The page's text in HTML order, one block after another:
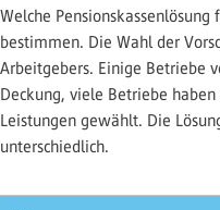
Welche
bestimmen. Die Wahl der
Arbeitgebers. Einige Betriebe
Deckung, viele Betriebe
Leistungen gewählt. Die
unterschiedlich.